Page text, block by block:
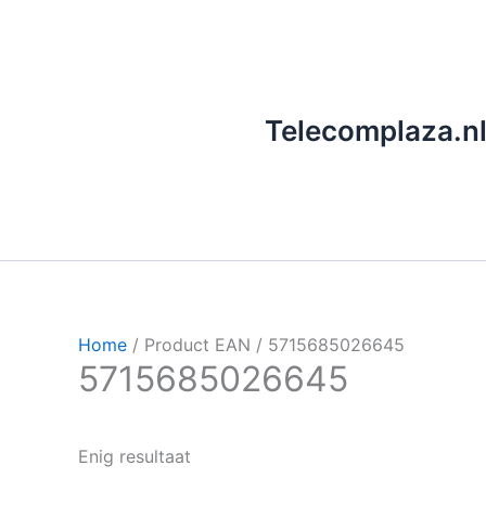
Telecomplaza.nl
Home / Product EAN / 5715685026645
5715685026645
Enig resultaat